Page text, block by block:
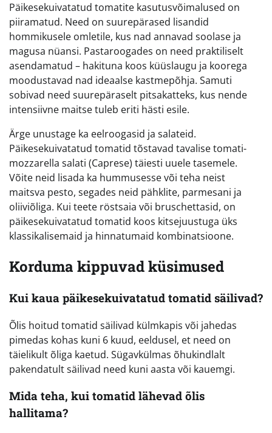
Päikesekuivatatud tomatite kasutusvõimalused on
piiramatud. Need on suurepärased lisandid
hommikusele omletile, kus nad annavad soolase ja
magusa nüansi. Pastaroogades on need praktiliselt
asendamatud – hakituna koos küüslaugu ja koorega
moodustavad nad ideaalse kastmepõhja. Samuti
sobivad need suurepäraselt pitsakatteks, kus nende
intensiivne maitse tuleb eriti hästi esile.
Ärge unustage ka eelroogasid ja salateid.
Päikesekuivatatud tomatid tõstavad tavalise tomati-
mozzarella salati (Caprese) täiesti uuele tasemele.
Võite neid lisada ka hummusesse või teha neist
maitsva pesto, segades neid pähklite, parmesani ja
oliiviõliga. Kui teete röstsaia või bruschettasid, on
päikesekuivatatud tomatid koos kitsejuustuga üks
klassikalisemaid ja hinnatumaid kombinatsioone.
Korduma kippuvad küsimused
Kui kaua päikesekuivatatud tomatid säilivad?
Õlis hoitud tomatid säilivad külmkapis või jahedas
pimedas kohas kuni 6 kuud, eeldusel, et need on
täielikult õliga kaetud. Sügavkülmas õhukindlalt
pakendatult säilivad need kuni aasta või kauemgi.
Mida teha, kui tomatid lähevad õlis
hallitama?